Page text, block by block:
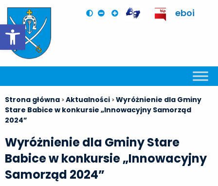
Otwórz pasek narzędzi
eboi
Strona główna >Aktualności >Wyróżnienie dla Gminy
Stare Babice w konkursie „Innowacyjny Samorząd
2024”
Wyróżnienie dla Gminy Stare
Babice w konkursie „Innowacyjny
Samorząd 2024”